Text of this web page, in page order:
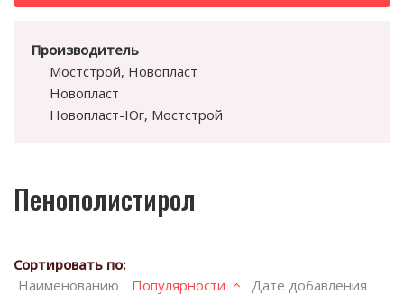
Производитель
Мостстрой, Новопласт
Новопласт
Новопласт-Юг, Мостстрой
Пенополистирол
Сортировать по:
Наименованию
Популярности Дате добавления